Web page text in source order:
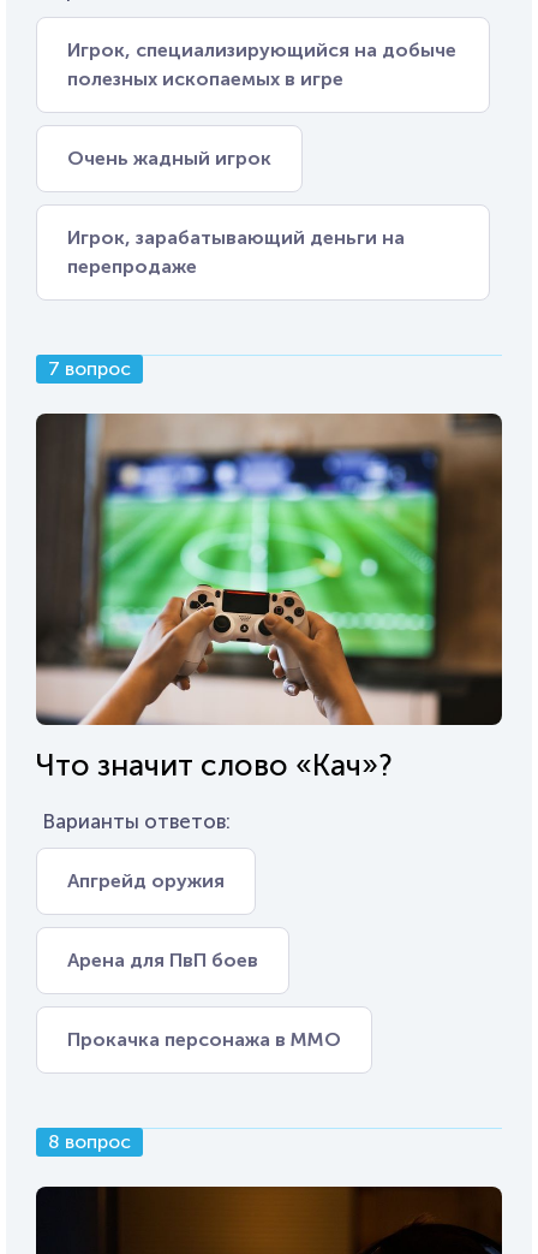
Игрок, специализирующийся на добыче
полезных ископаемых в игре
Очень жадный игрок
Игрок, зарабатывающий деньги на
перепродаже
7 вопрос
Что значит слово «Кач»?
Варианты ответов:
Апгрейд оружия
Арена для ПвП боев
Прокачка персонажа в ММО
8 вопрос